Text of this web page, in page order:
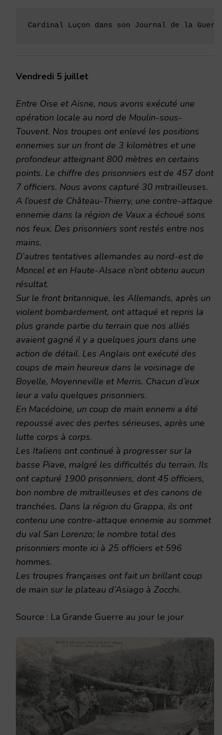
Cardinal Luçon dans son Journal de la
Vendredi 5 juillet
Entre Oise et Aisne, nous avons exécuté une
opération locale au nord de Moulin-sous-
Touvent. Nos troupes ont enlevé les positions
ennemies sur un front de 3 kilomètres et une
profondeur atteignant 800 mètres en certains
points. Le chiffre des prisonniers est de 457 dont
7 officiers. Nous avons capturé 30 mitrailleuses.
A l’ouest de Château-Thierry, une contre-attaque
ennemie dans la région de Vaux a échoué sons
nos feux. Des prisonniers sont restés entre nos
mains.
D’autres tentatives allemandes au nord-est de
Moncel et en Haute-Alsace n’ont obtenu aucun
résultat.
Sur le front britannique, les Allemands, après un
violent bombardement, ont attaqué et repris la
plus grande partie du terrain que nos alliés
avaient gagné il y a quelques jours dans une
action de détail. Les Anglais ont exécuté des
coups de main heureux dans le voisinage de
Boyelle, Moyenneville et Merris. Chacun d’eux
leur a valu quelques prisonniers.
En Macédoine, un coup de main ennemi a été
repoussé avec des pertes sérieuses, après une
lutte corps à corps.
Les Italiens ont continué à progresser sur la
basse Piave, malgré les difficultés du terrain. Ils
ont capturé 1900 prisonniers, dont 45 officiers,
bon nombre de mitrailleuses et des canons de
tranchées. Dans la région du Grappa, ils ont
contenu une contre-attaque ennemie au sommet
du val San Lorenzo; le nombre total des
prisonniers monte ici à 25 officiers et 596
hommes.
Les troupes françaises ont fait un brillant coup
de main sur le plateau d’Asiago à Zocchi.
Source : La Grande Guerre au jour le jour